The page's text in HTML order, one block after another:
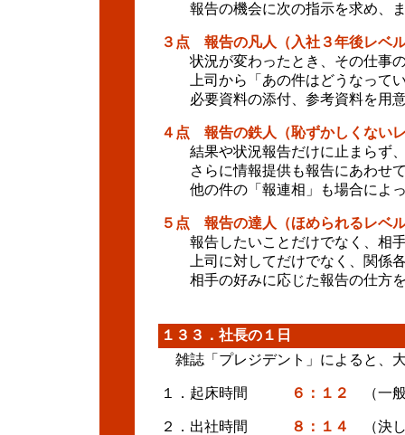
報告の機会に次の指示を求め、ま
３点 報告の凡人（入社３年後レベ
状況が変わったとき、その仕事の
上司から「あの件はどうなってい
必要資料の添付、参考資料を用
４点 報告の鉄人（恥ずかしくない
結果や状況報告だけに止まらず、
さらに情報提供も報告にあわせ
他の件の「報連相」も場合によっ
５点 報告の達人（ほめられるレベ
報告したいことだけでなく、相手
上司に対してだけでなく、関係各
相手の好みに応じた報告の仕方
１３３．社長の１日
雑誌「プレジデント」によると、
１．起床時間 ６：１２ （一般
２．出社時間 ８：１４ （決し